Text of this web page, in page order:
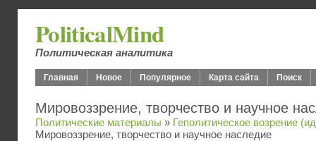
PoliticalMind
Политическая аналитика
Главная Новое Популярное Карта сайта Поиск
Мировоззрение, творчество и научное
Политические материалы » Геполитическое возрение
Мировоззрение, творчество и научное наследие